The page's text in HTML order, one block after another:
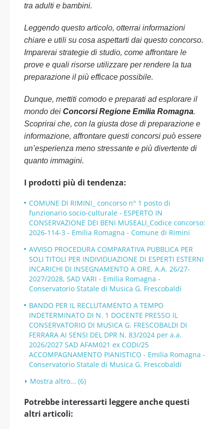
tra adulti e bambini.
Leggendo questo articolo, otterrai informazioni
chiare e utili su cosa aspettarti dai questo concorso.
Imparerai strategie di studio, come affrontare le
prove e quali risorse utilizzare per rendere la tua
preparazione il più efficace possibile.
Dunque, mettiti comodo e preparati ad esplorare il
mondo dei Concorsi Regione Emilia Romagna.
Scoprirai che, con la giusta dose di preparazione e
informazione, affrontare questi concorsi può essere
un’esperienza meno stressante e più divertente di
quanto immagini.
I prodotti più di tendenza:
COMUNE DI RIMINI_ concorso n° 1 posto di
funzionario socio-culturale - ESPERTO IN
CONSERVAZIONE DEI BENI MUSEALI_Codice concorso:
2026-114-3 - Emilia Romagna - Comune di Rimini
AVVISO PROCEDURA COMPARATIVA PUBBLICA PER
SOLI TITOLI PER INDIVIDUAZIONE DI ESPERTI ESTERNI
INCARICHI DI INSEGNAMENTO A ORE, A.A. 26/27-
2027/2028, SAD VARI - Emilia Romagna -
Conservatorio Statale di Musica G. Frescobaldi
BANDO PER IL RECLUTAMENTO A TEMPO
INDETERMINATO DI N. 1 DOCENTE PRESSO IL
CONSERVATORIO DI MUSICA G. FRESCOBALDI DI
FERRARA AI SENSI DEL DPR N. 83/2024 per a.a.
2026/2027 SAD AFAM021 ex CODI/25
ACCOMPAGNAMENTO PIANISTICO - Emilia Romagna -
Conservatorio Statale di Musica G. Frescobaldi
Mostra altro... (6)
Potrebbe interessarti leggere anche questi
altri articoli: